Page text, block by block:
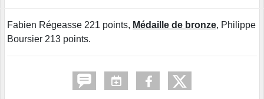
Fabien Régeasse 221 points, Médaille de bronze, Philippe
Boursier 213 points.